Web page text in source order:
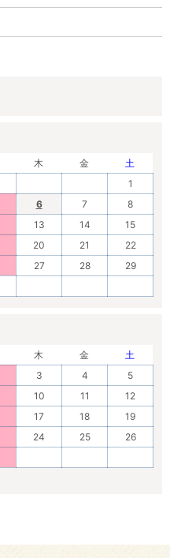
木 金
土
1
6 7
8
13 14
15
20 21
22
27 28
29
木 金
土
3 4
5
10 11
12
17 18
19
24 25
26